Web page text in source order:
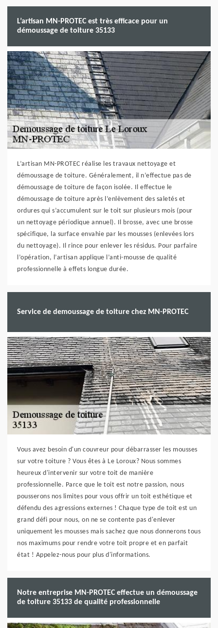
L’artisan MN-PROTEC est très efficace pour un
démoussage de toiture 35133
L’artisan MN-PROTEC réalise les travaux nettoyage et
démoussage de toiture. Généralement, il n’effectue pas de
démoussage de toiture de façon isolée. Il effectue le
démoussage de toiture après l’enlèvement des saletés et
ordures qui s’accumulent sur le toit sur plusieurs mois (pour
un nettoyage périodique annuel). Il brosse, avec une brosse
spécifique, la surface envahie par les mousses (enlevées lors
du nettoyage). Il rince pour enlever les résidus. Pour parfaire
l’opération, l’artisan applique l’anti-mousse de qualité
professionnelle à effets longue durée.
Service de demoussage de toiture chez MN-PROTEC
Vous avez besoin d'un couvreur pour débarrasser les mousses
sur votre toiture ? Vous êtes à Le Loroux? Nous sommes
heureux d'intervenir sur votre toit de manière
professionnelle. Parce que le toit est notre passion, nous
pousserons nos limites pour vous offrir un toit esthétique et
défendu des agressions externes ! Chaque type de toit est un
grand défi pour nous, on ne se contente pas d'enlever
uniquement les mousses mais sachez que nous donnerons tous
nos maximums pour rendre votre toit propre et en parfait
état ! Appelez-nous pour plus d'informations.
Notre entreprise MN-PROTEC effectue un démoussage
de toiture 35133 de qualité professionnelle